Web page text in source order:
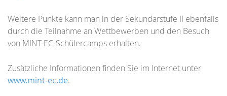
Weitere Punkte kann man in der Sekundarstufe II ebenfalls
durch die Teilnahme an Wettbewerben und den Besuch
von MINT-EC-Schülercamps erhalten.
Zusätzliche Informationen finden Sie im Internet unter
www.mint-ec.de.